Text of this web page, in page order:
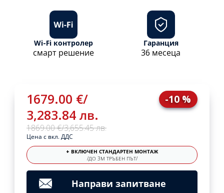
1679.00 €/
3,283.84 лв.
1869.00 €/3,655.45 лв.
-10 %
Цена с вкл. ДДС
+ ВКЛЮЧЕН СТАНДАРТЕН МОНТАЖ
/ДО 3М ТРЪБЕН ПЪТ/
Направи запитване
Wi-Fi контролер
смарт решение
Гаранция
36 месеца